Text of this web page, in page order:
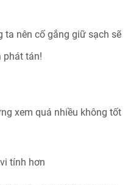
ta nên cố gắng giữ sạch sẽ
phát tán!
xem quá nhiều không tốt
tính hơn